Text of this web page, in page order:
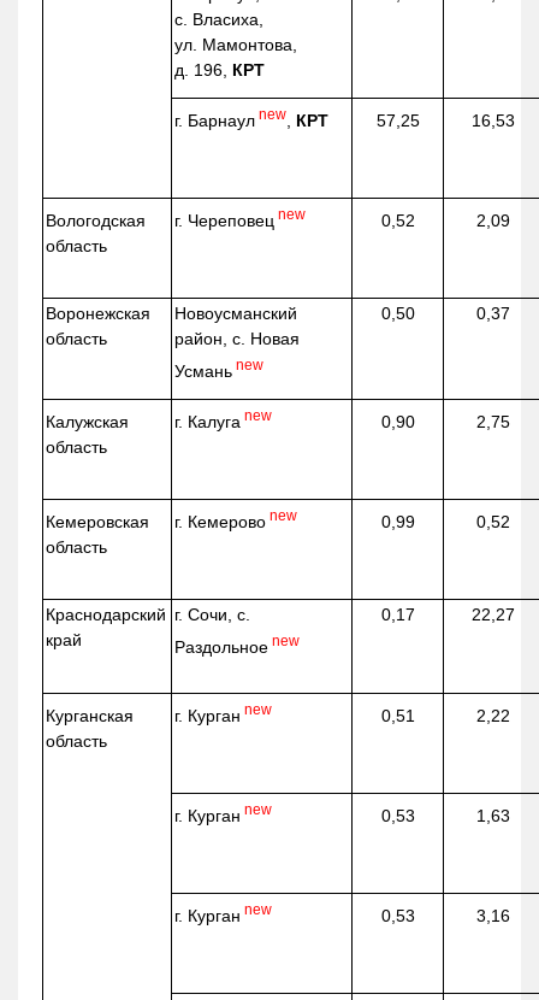
с. Власиха,
ул. Мамонтова,
д. 196, КРТ
г. Барнаул new КРТ 57,25 16,53
Вологодская
область
г. Череповец new 0,52 2,09
Воронежская
область
Новоусманский
район, с. Новая
Усмань new
0,50 0,37
Калужская
область
г. Калуга new 0,90 2,75
Кемеровская
область
г. Кемерово new 0,99 0,52
Краснодарский
край
г. Сочи, с.
Раздольное new
0,17 22,27
Курганская
область
г. Курган new 0,51 2,22
г. Курган new 0,53 1,63
г. Курган new 0,53 3,16